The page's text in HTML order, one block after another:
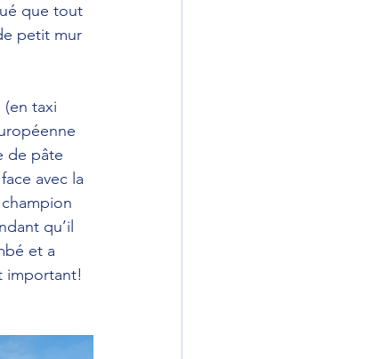
que tout
petit mur
(en taxi
de pâte
avec la
qu’il
et a
important!